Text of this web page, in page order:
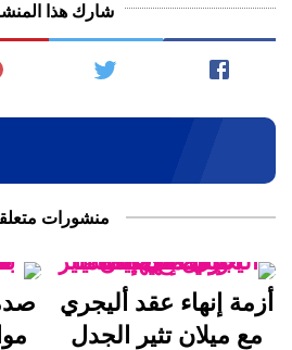
شارك هذا
منشورات
أزمة إنهاء عقد أليجري
مع ميلان تثير الجدل